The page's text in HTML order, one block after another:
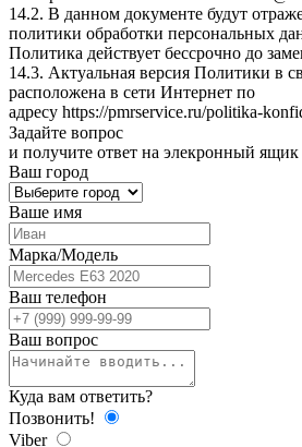
14.2. В данном документе будут
политики обработки персональных
Политика действует бессрочно до
14.3. Актуальная версия Политики в
расположена в сети Интернет по
адресу https://pmrservice.ru/politika-
Задайте вопрос
и получите ответ на элекронный
Ваш город
Ваше имя
Марка/Модель
Ваш телефон
Ваш вопрос
Куда вам ответить?
Позвонить!
Viber